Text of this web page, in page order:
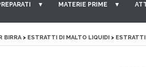
▼ MATERIE PRIME ▼
BIRRA> ESTRATTI DI MALTO LIQUIDI >